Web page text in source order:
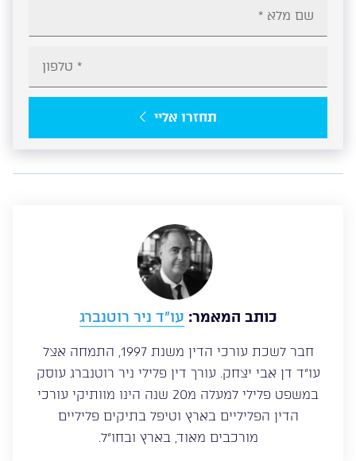
תחזרו אליי
כותב המאמר: עו”ד ניר רוטנברג
חבר לשכת עורכי הדין משנת 1997, התמחה אצל
עו”ד דן אבי יצחק. עורך דין פלילי ניר רוטנברג עוסק
במשפט פלילי למעלה מ20 שנה הינו מוותיקי עורכי
הדין הפליליים בארץ וטיפל בתיקים פליליים
מורכבים מאוד, בארץ ובחו”ל.